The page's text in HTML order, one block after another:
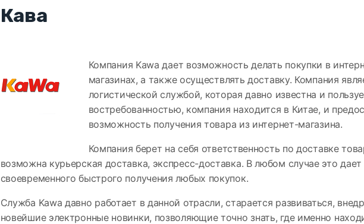
Кава
Компания Kawa дает возможность делать покупки в
магазинах, а также осуществлять доставку. Компания
логистической службой, которая давно известна и
востребованностью, компания находится в Китае, и
возможность получения товара из интернет-магазина.
Компания берет на себя ответственность по доставке
возможна курьерская доставка, экспресс-доставка. В любом случае это
своевременного быстрого получения любых покупок.
Служба Kawa давно работает в данной отрасли, старается развиваться,
новейшие электронные новинки, позволяющие точно знать, где именно